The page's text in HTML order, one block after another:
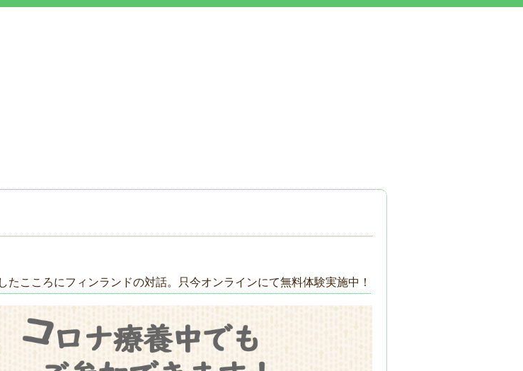
たこころにフィンランドの対話。只今オンラインにて無料体験実施中！